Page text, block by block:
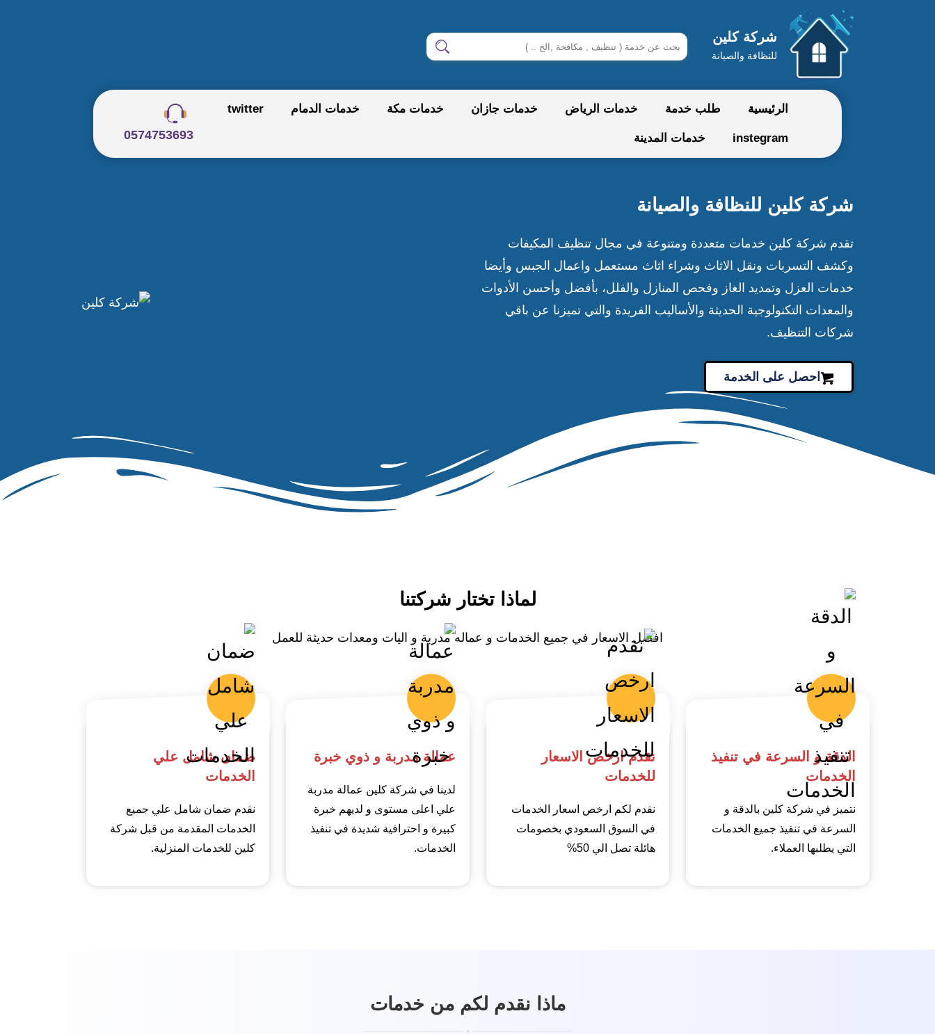
شركة كلين
للنظافة والصيانة
ابحث
شركة
كلين
ابحث
الرئيسية طلب خدمة خدمات الرياض خدمات جازان خدمات مكة خدمات الدمام twitter
instegram خدمات المدينة 0574753693
شركة كلين للنظافة والصيانة
تقدم شركة كلين خدمات متعددة ومتنوعة في مجال تنظيف المكيفات
وكشف التسربات ونقل الاثاث وشراء اثاث مستعمل واعمال الجبس وأيضا
خدمات العزل وتمديد الغاز وفحص المنازل والفلل، بأفضل وأحسن الأدوات
والمعدات التكنولوجية الحديثة والأساليب الفريدة والتي تميزنا عن باقي
شركات التنظيف.
احصل على الخدمة
لماذا تختار شركتنا
افضل الاسعار في جميع الخدمات و عماله مدربة و اليات ومعدات حديثة للعمل
الدقة و السرعة في تنفيذ
الخدمات
نتميز في شركة كلين بالدقة و
السرعة في تنفيذ جميع الخدمات
التي يطلبها العملاء.
نقدم ارخص الاسعار
للخدمات
نقدم لكم ارخص اسعار الخدمات
في السوق السعودي بخصومات
هائلة تصل الي 50%
عمالة مدربة و ذوي خبرة
لدينا في شركة كلين عمالة مدربة
علي اعلى مستوى و لديهم خبرة
كبيرة و احترافية شديدة في تنفيذ
الخدمات.
ضمان شامل علي
الخدمات
نقدم ضمان شامل علي جميع
الخدمات المقدمة من قبل شركة
كلين للخدمات المنزلية.
ماذا نقدم لكم من خدمات